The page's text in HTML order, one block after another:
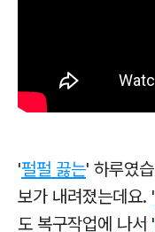
'펄펄 끓는' 하루였
보가 내려졌는데요. '
도 복구작업에 나서 '